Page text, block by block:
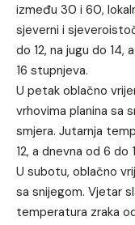
između 30 i 60,
sjeverni i
do 12, na jugu do 14,
16 stupnjeva.
U petak oblačno
vrhovima planina sa
smjera. Jutarnja
12, a dnevna od 6 do
U subotu, oblačno
sa snijegom. Vjetar
temperatura zraka